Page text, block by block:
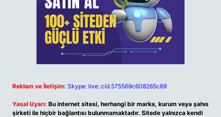
Reklam ve İletişim: Skype: live:.cid.575569c608265c69
Yasal Uyarı: Bu internet sitesi, herhangi bir marka, kurum veya şahıs
şirketi ile hiçbir bağlantısı bulunmamaktadır. Sitede yalnızca kendi